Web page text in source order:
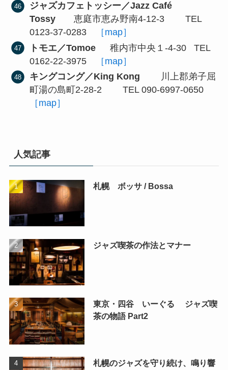
ジャズカフェトッシー／Jazz Café
Tossy 恵庭市恵み野南4-12-3 TEL
0123-37-0283
［map］
トモエ／Tomoe
稚内市中央１-4-30 TEL
0162-22-3975
［map］
キングコング／King Kong
川上郡弟子屈
町湯の島町2-28-2 TEL 090-6997-0650
［map］
人気記事
札幌 ボッサ / Bossa
ジャズ喫茶の作法とマナー
東京・四谷 いーぐる ジャズ喫
茶の物語 Part2
札幌のジャズを守り続け、鳴り響